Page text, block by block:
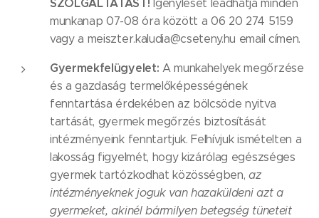
SZOLGÁLTATÁST!Igénylését leadhatja minden
munkanap 07-08 óra között a 06 20 274 5159
vagy a meiszter.kaludia@cseteny.hu email címen.
Gyermekfelügyelet: A munkahelyek megőrzése
és a gazdaság termelőképességének
fenntartása érdekében az bölcsöde nyitva
tartását, gyermek megőrzés biztosítását
intézményeink fenntartjuk. Felhívjuk ismételten a
lakosság figyelmét, hogy kizárólag egészséges
gyermek tartózkodhat közösségben,az
intézményeknek joguk van hazaküldeni azt a
gyermeket, akinél bármilyen betegség tüneteit